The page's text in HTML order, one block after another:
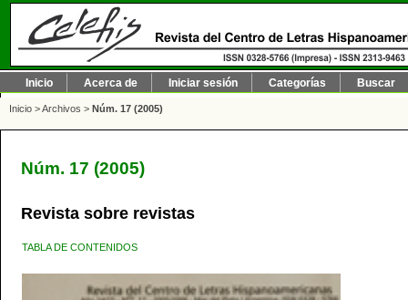
Inicio Acerca de Iniciar sesión Categorías Buscar
Inicio >Archivos > Núm. 17 (2005)
Núm. 17 (2005)
Revista sobre revistas
TABLA DE CONTENIDOS